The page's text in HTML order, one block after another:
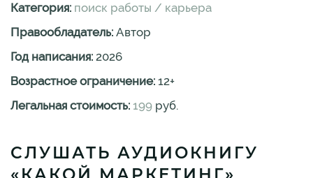
Категория: поиск работы / карьера
Правообладатель: Автор
Год написания: 2026
Возрастное ограничение: 12+
Легальная стоимость: 199 руб.
СЛУШАТЬ АУДИОКНИГУ